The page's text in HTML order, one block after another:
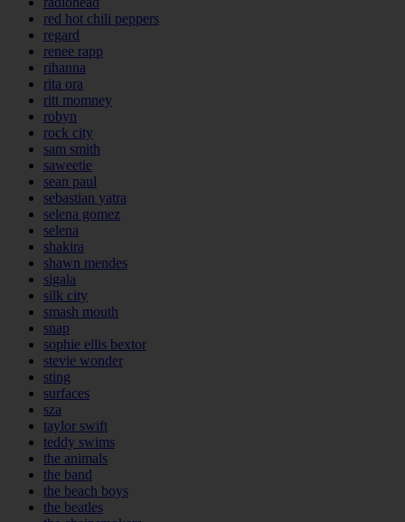
red hot chili peppers
regard
renee rapp
rihanna
rita ora
ritt momney
robyn
rock city
sam smith
saweetie
sean paul
sebastian yatra
selena gomez
selena
shakira
shawn mendes
sigala
silk city
smash mouth
snap
sophie ellis bextor
stevie wonder
sting
surfaces
sza
taylor swift
teddy swims
the animals
the band
the beach boys
the beatles